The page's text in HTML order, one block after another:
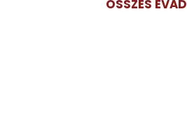
ÖSSZES ÉVAD